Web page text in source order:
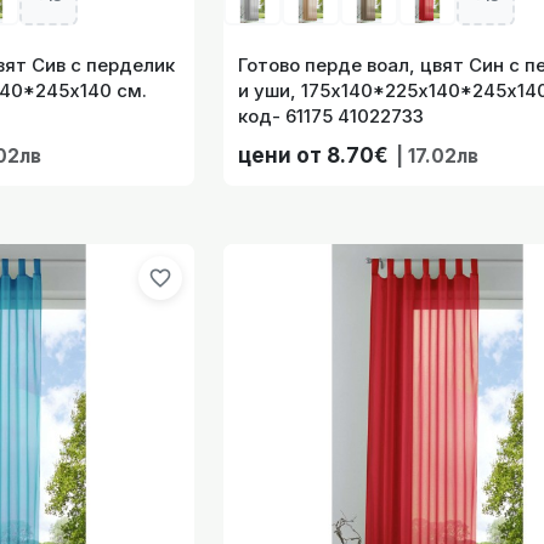
Сив с перделик
см.
Готово перде воал, цвят Син с
и уши,
код- 61175 41022733
цени от 8.70€ | 17.02лв
favorite_border
немска бяла дантела на флорални елементи за Релса,
на Конци-Ресни Бордо с универсален перделик за Релса